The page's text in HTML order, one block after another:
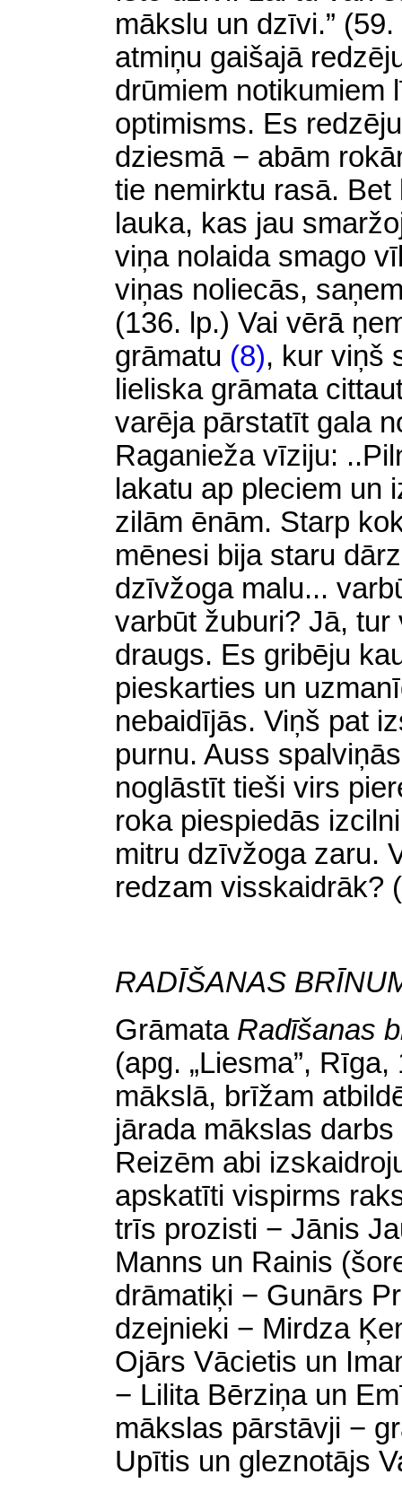
mākslu un dzīvi.”
atmiņu gaišajā
drūmiem notikumiem
optimisms. Es
dziesmā − abām
tie nemirktu rasā. Bet
lauka, kas jau
viņa nolaida smago
viņas noliecās,
(136. lp.) Vai vērā
grāmatu (8), kur viņš
lieliska grāmata
varēja pārstatīt gala
Raganieža vīziju: .
lakatu ap pleciem un
zilām ēnām. Starp
mēnesi bija staru
dzīvžoga malu...
varbūt žuburi? Jā,
draugs. Es gribēju
pieskarties un
nebaidījās. Viņš pat
purnu. Auss
noglāstīt tieši virs
roka piespiedās
mitru dzīvžoga zaru.
redzam visskaidrāk?
RADĪŠANAS
Grāmata Radīšanas
(apg. „Liesma”,
mākslā, brīžam
jārada mākslas
Reizēm abi
apskatīti vispirms
trīs prozisti − Jānis
Manns un Rainis
drāmatiķi − Gunārs
dzejnieki − Mirdza
Ojārs Vācietis un
− Lilita Bērziņa un
mākslas pārstāvji −
Upītis un gleznotājs